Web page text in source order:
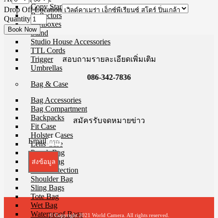
Copy Stands
Reflectors
Softboxes
Stand
Studio House Accessories
TTL Cords
Trigger
Umbrellas
Bag & Case
Bag Accessories
Bag Compartment
Backpacks
Fit Case
Holster Cases
Lens Case
Pouch Bag
Roller Bag
Rain Protection
Shoulder Bag
Sling Bags
Tote Bag
Wet Bag
Waterproof Bags
Drop Off Location
Quantity
สอบถามรายละเอียดเพิ่มเติม
086-342-7836
สมัครรับจดหมายข่าว
Email
ส่งข้อมูล
© Copyright 2021 World Camera. All rights reserved.